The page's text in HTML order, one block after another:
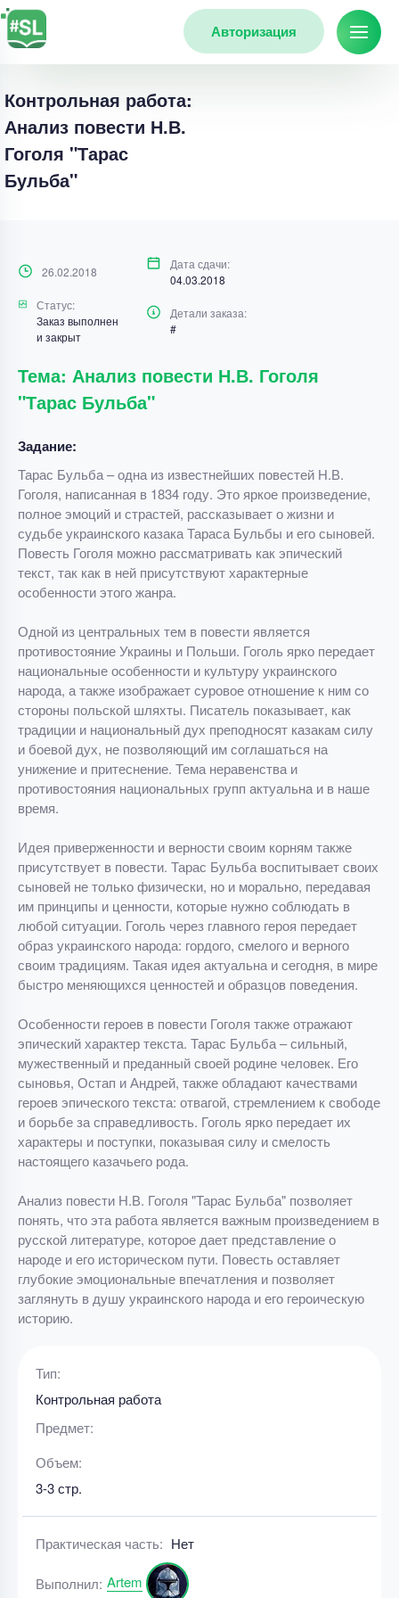
Авторизация
Контрольная работа:
Анализ повести Н.В.
Гоголя "Тарас
Бульба"
26.02.2018
Дата сдачи:
04.03.2018
Статус:
Заказ выполнен
и закрыт
Детали заказа:
#
Тема: Анализ повести Н.В. Гоголя
"Тарас Бульба"
Задание:
Тарас Бульба – одна из известнейших повестей Н.В.
Гоголя, написанная в 1834 году. Это яркое произведение,
полное эмоций и страстей, рассказывает о жизни и
судьбе украинского казака Тараса Бульбы и его сыновей.
Повесть Гоголя можно рассматривать как эпический
текст, так как в ней присутствуют характерные
особенности этого жанра.
Одной из центральных тем в повести является
противостояние Украины и Польши. Гоголь ярко передает
национальные особенности и культуру украинского
народа, а также изображает суровое отношение к ним со
стороны польской шляхты. Писатель показывает, как
традиции и национальный дух преподносят казакам силу
и боевой дух, не позволяющий им соглашаться на
унижение и притеснение. Тема неравенства и
противостояния национальных групп актуальна и в наше
время.
Идея приверженности и верности своим корням также
присутствует в повести. Тарас Бульба воспитывает своих
сыновей не только физически, но и морально, передавая
им принципы и ценности, которые нужно соблюдать в
любой ситуации. Гоголь через главного героя передает
образ украинского народа: гордого, смелого и верного
своим традициям. Такая идея актуальна и сегодня, в мире
быстро меняющихся ценностей и образцов поведения.
Особенности героев в повести Гоголя также отражают
эпический характер текста. Тарас Бульба – сильный,
мужественный и преданный своей родине человек. Его
сыновья, Остап и Андрей, также обладают качествами
героев эпического текста: отвагой, стремлением к свободе
и борьбе за справедливость. Гоголь ярко передает их
характеры и поступки, показывая силу и смелость
настоящего казачьего рода.
Анализ повести Н.В. Гоголя "Тарас Бульба" позволяет
понять, что эта работа является важным произведением в
русской литературе, которое дает представление о
народе и его историческом пути. Повесть оставляет
глубокие эмоциональные впечатления и позволяет
заглянуть в душу украинского народа и его героическую
историю.
Тип:
Контрольная работа
Предмет:
Объем:
3-3 стр.
Практическая часть: Нет
Выполнил: Artem